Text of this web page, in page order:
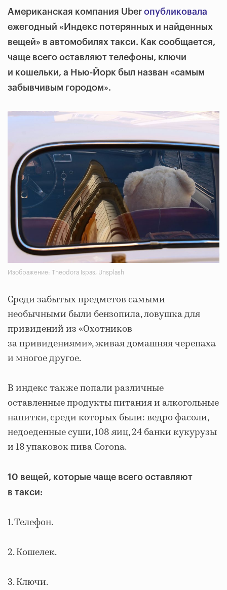
Американская компания Uber опубликовала
ежегодный «Индекс потерянных и найденных
вещей» в автомобилях такси. Как сообщается,
чаще всего оставляют телефоны, ключи
и кошельки, а Нью-Йорк был назван «самым
забывчивым городом».
Изображение: Theodora Ispas, Unsplash
Среди забытых предметов самыми
необычными были бензопила, ловушка для
привидений из «Охотников
за привидениями», живая домашняя черепаха
и многое другое.
В индекс также попали различные
оставленные продукты питания и алкогольные
напитки, среди которых были: ведро фасоли,
недоеденные суши, 108 яиц, 24 банки кукурузы
и 18 упаковок пива Corona.
10 вещей, которые чаще всего оставляют
в такси:
1. Телефон.
2. Кошелек.
3. Ключи.